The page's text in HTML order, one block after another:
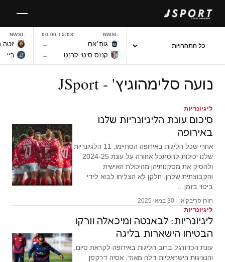
לתוכן
NWSL
15/08 00:00
גות׳אם –
קנזס סיטי קרנט –
NWSL
יוטה
ביי
נועה סלימהוגיץ' - JSport
ליגיונריות
סיכום עונת הליגיונריות שלנו
באירופה
אחרי שכל הליגות באירופה הסתיימו, 11 הלגיונריות
שלנו יכולות להסתכל אחורה על עונת 2024-25
ולהסיק את מסקנותיהן מהיכולת האישית
והקבוצתית שלהן. חלקן לא הצליחו לבוא לידי
ביטוי בזמן…
חורן סריבקיאן · 30 במאי 2025
ליגיונריות
ליגיונריות: לבאנטה ומיכאלה וורקו
הבטיחו הישארות בליגה
עונת הכדורגל ברוב הליגות באירופה לקראת סיום,
והנציגות הישראליות דלה מאוד. אסיה דרקסן